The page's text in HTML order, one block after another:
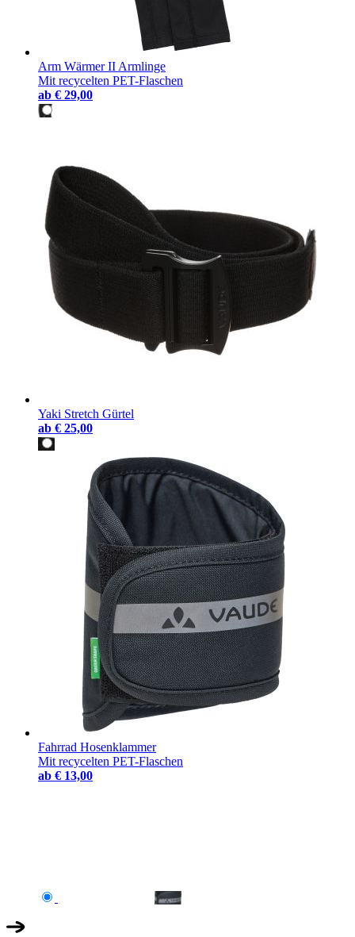
Arm Wärmer II Armlinge
Mit recycelten PET-Flaschen
ab € 29,00
Yaki Stretch Gürtel
ab € 25,00
Fahrrad Hosenklammer
Mit recycelten PET-Flaschen
ab € 13,00